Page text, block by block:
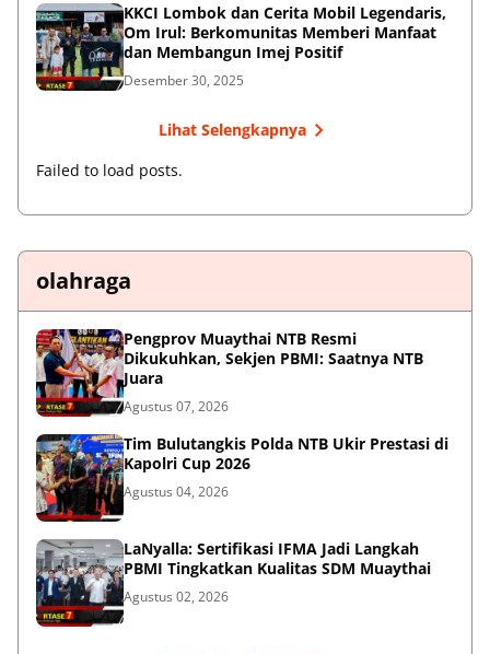
KKCI Lombok dan Cerita Mobil Legendaris,
Om Irul: Berkomunitas Memberi Manfaat
dan Membangun Imej Positif
Desember 30, 2025
Lihat Selengkapnya
Failed to load posts.
olahraga
Pengprov Muaythai NTB Resmi
Dikukuhkan, Sekjen PBMI: Saatnya NTB
Juara
Agustus 07, 2026
Tim Bulutangkis Polda NTB Ukir Prestasi di
Kapolri Cup 2026
Agustus 04, 2026
LaNyalla: Sertifikasi IFMA Jadi Langkah
PBMI Tingkatkan Kualitas SDM Muaythai
Agustus 02, 2026